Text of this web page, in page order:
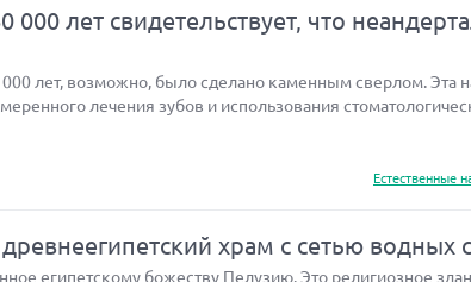
лет свидетельствует, что
лет, возможно, было сделано каменным сверлом. Эта
лечения зубов и использования
Естественные
храм с сетью водных
египетскому божеству Пелузию. Это религиозное